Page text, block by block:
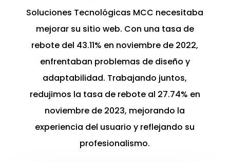
Soluciones Tecnológicas MCC necesitaba
mejorar su sitio web. Con una tasa de
rebote del 43.11% en noviembre de 2022,
enfrentaban problemas de diseño y
adaptabilidad. Trabajando juntos,
redujimos la tasa de rebote al 27.74% en
noviembre de 2023, mejorando la
experiencia del usuario y reflejando su
profesionalismo.